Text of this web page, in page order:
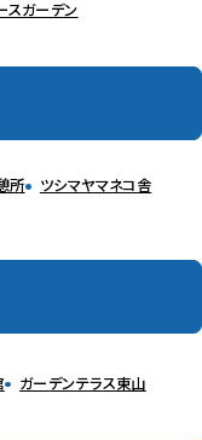
スガーデン
所
ツシマヤマネコ舎
ガーデンテラス東山